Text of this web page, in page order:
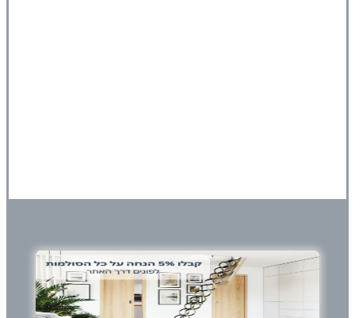
דגם
דלית גפן עץ
חומר
עץ